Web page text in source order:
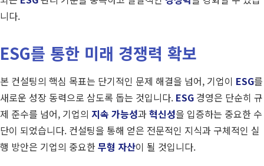
니다.
ESG를 통한 미래 경쟁력 확보
본 컨설팅의 핵심 목표는 단기적인 문제 해결을 넘어, 기업이 ESG를
새로운 성장 동력으로 삼도록 돕는 것입니다. ESG 경영은 단순히 규
제 준수를 넘어, 기업의 지속 가능성과혁신성을 입증하는 중요한 수
단이 되었습니다. 컨설팅을 통해 얻은 전문적인 지식과 구체적인 실
행 방안은 기업의 중요한무형 자산이 될 것입니다.